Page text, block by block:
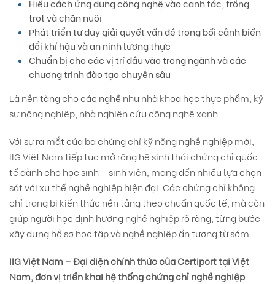
Hiểu cách ứng dụng công nghệ vào canh tác, trồng
trọt và chăn nuôi
Phát triển tư duy giải quyết vấn đề trong bối cảnh biến
đổi khí hậu và an ninh lương thực
Chuẩn bị cho các vị trí đầu vào trong ngành và các
chương trình đào tạo chuyên sâu
Là nền tảng cho các nghề như nhà khoa học thực phẩm, kỹ
sư nông nghiệp, nhà nghiên cứu công nghệ xanh.
Với sự ra mắt của ba chứng chỉ kỹ năng nghề nghiệp mới,
IIG Việt Nam tiếp tục mở rộng hệ sinh thái chứng chỉ quốc
tế dành cho học sinh – sinh viên, mang đến nhiều lựa chọn
sát với xu thế nghề nghiệp hiện đại. Các chứng chỉ không
chỉ trang bị kiến thức nền tảng theo chuẩn quốc tế, mà còn
giúp người học định hướng nghề nghiệp rõ ràng, từng bước
xây dựng hồ sơ học tập và nghề nghiệp ấn tượng từ sớm.
IIG Việt Nam – Đại diện chính thức của Certiport tại Việt
Nam, đơn vị triển khai hệ thống chứng chỉ nghề nghiệp